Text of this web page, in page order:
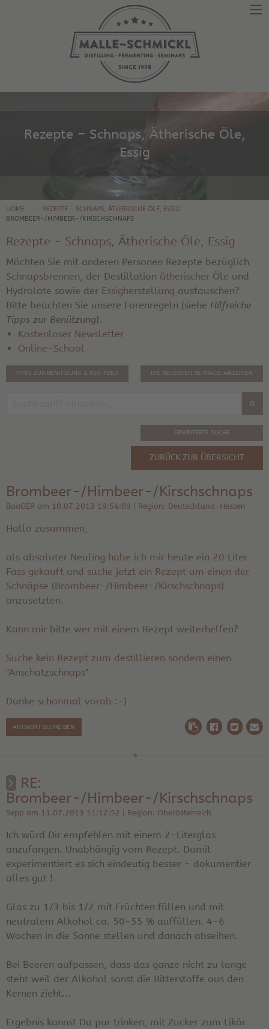
Rezepte – Schnaps, Ätherische Öle,
Essig
HOME
REZEPTE – SCHNAPS, ÄTHERISCHE ÖLE, ESSIG
BROMBEER-/HIMBEER-/KIRSCHSCHNAPS
Rezepte - Schnaps, Ätherische Öle, Essig
Möchten Sie mit anderen Personen Rezepte bezüglich
Schnapsbrennen, der Destillation ätherischer Öle und
Hydrolate sowie der Essigherstellung austauschen?
Bitte beachten Sie unsere Forenregeln (siehe Hilfreiche
Tipps zur Benützung).
Kostenloser Newsletter
Online-School
TIPPS ZUR BENUTZUNG & RSS-FEED DIE NEUESTEN BEITRÄGE ANZEIGEN
ERWEITERTE SUCHE
ZURÜCK ZUR ÜBERSICHT
Brombeer-/Himbeer-/Kirschschnaps
BoaGER am 10.07.2013 19:54:09 | Region: Deutschland-Hessen
Hallo zusammen,
als absoluter Neuling habe ich mir heute ein 20 Liter
Fass gekauft und suche jetzt ein Rezept um einen der
Schnäpse (Brombeer-/Himbeer-/Kirschschnaps)
anzusetzten.
Kann mir bitte wer mit einem Rezept weiterhelfen?
Suche kein Rezept zum destillieren sondern einen
"Anschatzschnaps"
Danke schonmal vorab :-)
ANTWORT SCHREIBEN
RE:
Brombeer-/Himbeer-/Kirschschnaps
Sepp am 11.07.2013 11:12:52 | Region: Oberösterreich
Ich würd Dir empfehlen mit einem 2-Literglas
anzufangen. Unabhängig vom Rezept. Damit
experimentiert es sich eindeutig besser - dokumentier
alles gut !
Glas zu 1/3 bis 1/2 mit Früchten füllen und mit
neutralem Alkohol ca. 50-55 % auffüllen. 4-6
Wochen in die Sonne stellen und danach abseihen.
Bei Beeren aufpassen, dass das ganze nicht zu lange
steht weil der Alkohol sonst die Bitterstoffe aus den
Kernen zieht...
Ergebnis kannst Du pur trinken, mit Zucker zum Likör